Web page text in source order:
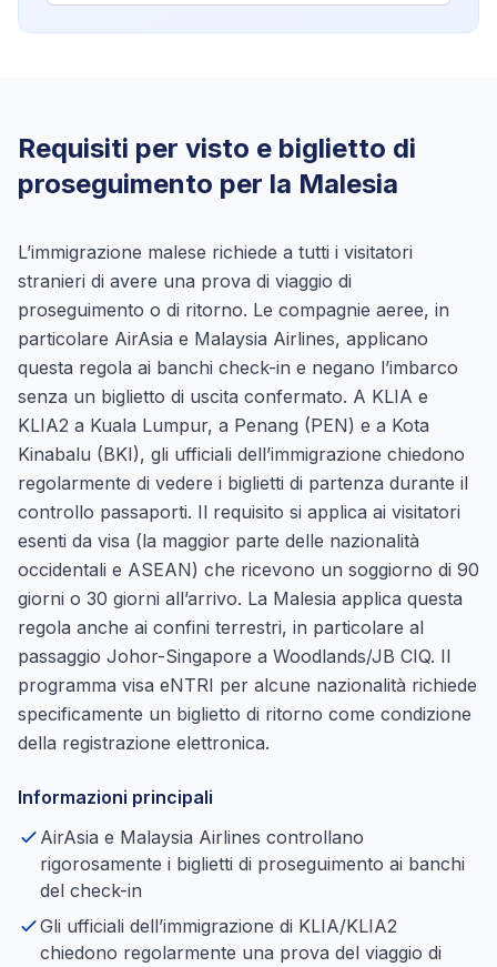
Requisiti per visto e biglietto di
proseguimento per la Malesia
L’immigrazione malese richiede a tutti i visitatori
stranieri di avere una prova di viaggio di
proseguimento o di ritorno. Le compagnie aeree, in
particolare AirAsia e Malaysia Airlines, applicano
questa regola ai banchi check-in e negano l’imbarco
senza un biglietto di uscita confermato. A KLIA e
KLIA2 a Kuala Lumpur, a Penang (PEN) e a Kota
Kinabalu (BKI), gli ufficiali dell’immigrazione chiedono
regolarmente di vedere i biglietti di partenza durante il
controllo passaporti. Il requisito si applica ai visitatori
esenti da visa (la maggior parte delle nazionalità
occidentali e ASEAN) che ricevono un soggiorno di 90
giorni o 30 giorni all’arrivo. La Malesia applica questa
regola anche ai confini terrestri, in particolare al
passaggio Johor-Singapore a Woodlands/JB CIQ. Il
programma visa eNTRI per alcune nazionalità richiede
specificamente un biglietto di ritorno come condizione
della registrazione elettronica.
Informazioni principali
AirAsia e Malaysia Airlines controllano
rigorosamente i biglietti di proseguimento ai banchi
del check-in
Gli ufficiali dell’immigrazione di KLIA/KLIA2
chiedono regolarmente una prova del viaggio di